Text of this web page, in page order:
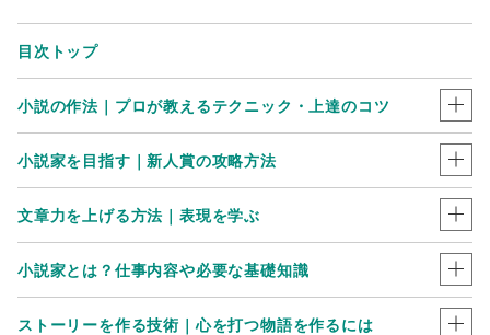
目次トップ
小説の作法｜プロが教えるテクニック・上達のコツ
小説家を目指す｜新人賞の攻略方法
文章力を上げる方法｜表現を学ぶ
小説家とは？仕事内容や必要な基礎知識
ストーリーを作る技術｜心を打つ物語を作るには